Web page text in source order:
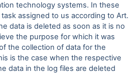
technology systems. In these
assigned to us according to Art.
data is deleted as soon as it is no
the purpose for which it was
the collection of data for the
is the case when the respective
data in the log files are deleted